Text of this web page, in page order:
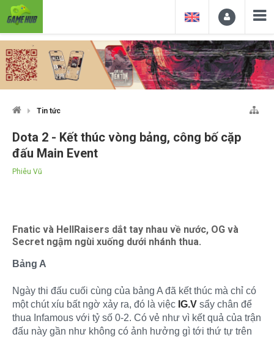
Tin tức
Dota 2 - Kết thúc vòng bảng, công bố cặp
đấu Main Event
Phiêu Vũ
Fnatic và HellRaisers dắt tay nhau về nước, OG và
Secret ngậm ngùi xuống dưới nhánh thua.
Bảng A
Ngày thi đấu cuối cùng của bảng A đã kết thúc mà chỉ có
một chút xíu bất ngờ xảy ra, đó là việc IG.V sẩy chân để
thua Infamous với tỷ số 0-2. Có vẻ như vì kết quả của trận
đấu này gần như không có ảnh hưởng gì tới thứ tự trên